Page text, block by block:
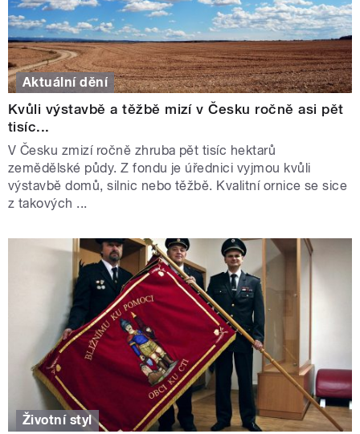
Aktuální dění
Kvůli výstavbě a těžbě mizí v Česku ročně asi pět
tisíc...
V Česku zmizí ročně zhruba pět tisíc hektarů
zemědělské půdy. Z fondu je úřednici vyjmou kvůli
výstavbě domů, silnic nebo těžbě. Kvalitní ornice se sice
z takových ...
Životní styl